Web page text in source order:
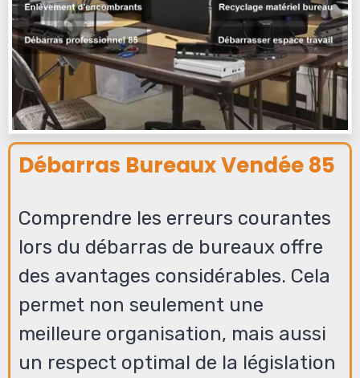
Débarras Bureaux Vendée 85
Comprendre les erreurs courantes
lors du débarras de bureaux offre
des avantages considérables. Cela
permet non seulement une
meilleure organisation, mais aussi
un respect optimal de la législation